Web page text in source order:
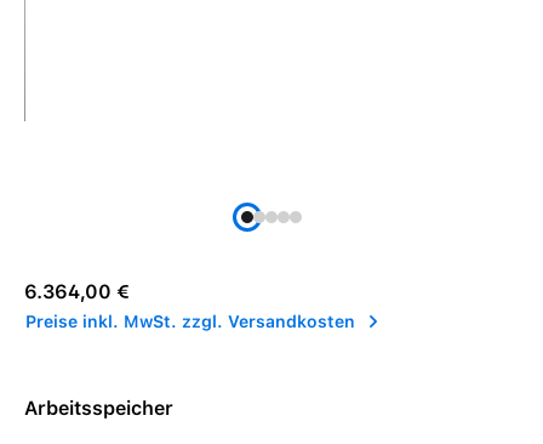
Regulärer Preis:
6.364,00 €
Preise inkl. MwSt. zzgl. Versandkosten
Arbeitsspeicher